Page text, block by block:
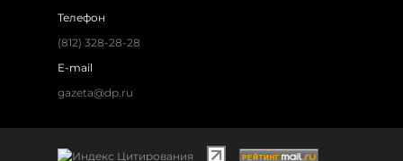
Телефон
(812) 328-28-28
E-mail
gazeta@dp.ru